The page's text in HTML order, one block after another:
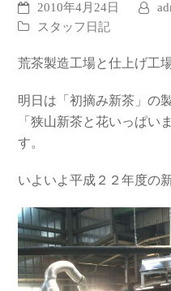
2010年4月24日
スタッフ日記
荒茶製造工場と仕上げ工
明日は「初摘み新茶」の
「狭山新茶と花いっぱい
す。
いよいよ平成２２年度の